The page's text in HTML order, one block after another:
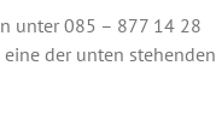
unter 085 – 877 14 28
der unten stehenden